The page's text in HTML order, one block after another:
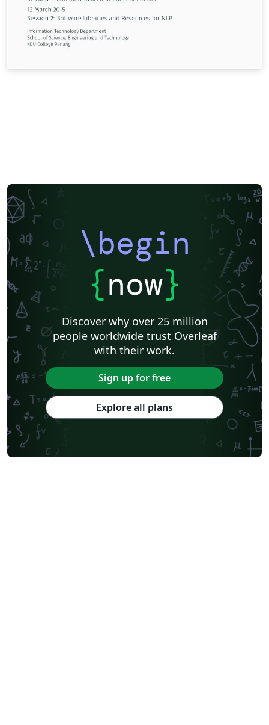
\begin
{now}
Discover why over 25 million
people worldwide trust Overleaf
with their work.
Sign up for free
Explore all plans